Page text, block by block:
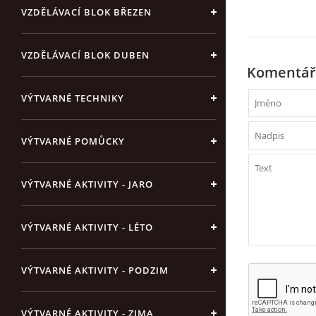
VZDĚLÁVACÍ BLOK BŘEZEN
VZDĚLÁVACÍ BLOK DUBEN
VÝTVARNÉ TECHNIKY
VÝTVARNÉ POMŮCKY
VÝTVARNÉ AKTIVITY - JARO
VÝTVARNÉ AKTIVITY - LÉTO
VÝTVARNÉ AKTIVITY - PODZIM
VÝTVARNÉ AKTIVITY - ZIMA